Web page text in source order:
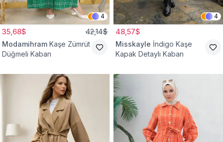
4
35,68$ 42,14$
Modamihram Kaşe Zümrüt
Düğmeli Kaban
4
48,57$
Misskayle İndigo Kaşe
Kapak Detaylı Kaban